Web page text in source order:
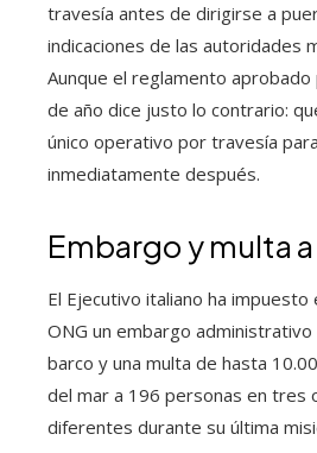
travesía antes de dirigirse a
indicaciones de las autoridades
Aunque el reglamento aprobado
de año dice justo lo contrario:
único operativo por travesía
inmediatamente después.
Embargo y multa
El Ejecutivo italiano ha impuesto
ONG un embargo
barco y una multa de hasta
del mar a 196 personas en tres
diferentes durante su última